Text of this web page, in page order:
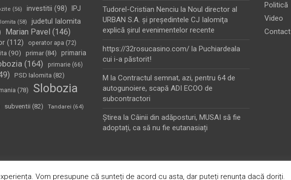
(56) investitii (98)
IPJ
(58)
judetul Ialomita
Marian Pavel (146)
(112) operator apa (72)
(90) primar(84)
primaria
(164) primarie(66)
PSD Ialomita (82)
(78)
Slobozia
subventii (82) Tandarei (64)
Tudorel-Cristian Nenciu la Noul director al
URBAN S.A. şi preşedintele CJ Ialomiţa
explică şirul evenimentelor recente
https://32rosucasino.com/ la Puchiardeala
cui i-a păstorit!
M la Contractul semnat, azi, pentru 64 de
autogunoiere, scapă ADI ECOO de
subcontractori
Ştirea la Câinii din adăposturi, MUSAI să fie
adoptați, ca să nu fie eutanasiați
Politică
Video
Contact
Powered by:WordPress
Vom presupune că sunteți de acord cu asta, dar puteți renunța dacă doriți.